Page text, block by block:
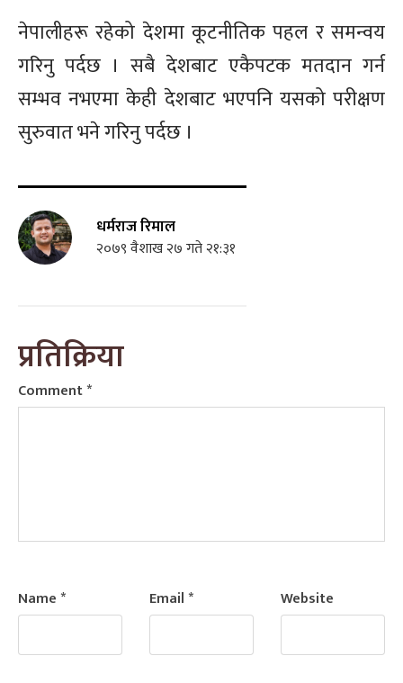
नेपालीहरू रहेको देशमा कूटनीतिक पहल र समन्वय
गरिनु पर्दछ । सबै देशबाट एकैपटक मतदान गर्न
सम्भव नभएमा केही देशबाट भएपनि यसको परीक्षण
सुरुवात भने गरिनु पर्दछ ।
धर्मराज रिमाल
२०७९ वैशाख २७ गते २१:३१
प्रतिक्रिया
Comment*
Name* Email* Website